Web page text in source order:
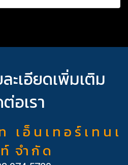
ะเอียดเพิ่มเติม
อเรา
เ อ็ น เ ท อ ร์ เ ท น เ
จำ กั ด